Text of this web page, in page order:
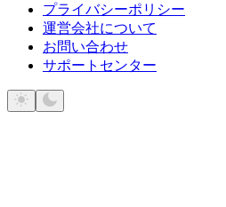
プライバシーポリシー
運営会社について
お問い合わせ
サポートセンター